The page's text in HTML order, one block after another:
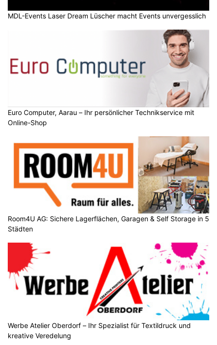
MDL-Events Laser Dream Lüscher macht Events unvergesslich
Euro Computer, Aarau – Ihr persönlicher Technikservice mit
Online-Shop
Room4U AG: Sichere Lagerflächen, Garagen & Self Storage in 5
Städten
Werbe Atelier Oberdorf – Ihr Spezialist für Textildruck und
kreative Veredelung